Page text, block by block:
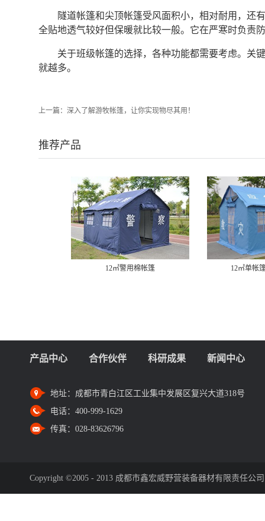
隧道帐篷和尖顶帐篷受风面积小，相对耐用，还
全贴地透气较好但保暖就比较一般。它在严寒时负责
关于班级帐篷的选择，各种功能都需要考虑。关
就越多。
上一篇： 深入了解游牧帐篷，让你实现物尽其用！
推荐产品
12㎡警用棉帐篷 12㎡单帐
产品中心 合作伙伴 科研成果 新闻中心
地址： 成都市青白江区工业集中发展区复兴大道318号
电话： 400-999-1629
传真： 028-83626796
Copyright ©2005 - 2013 成都市鑫宏威野营装备器材有限责任公司